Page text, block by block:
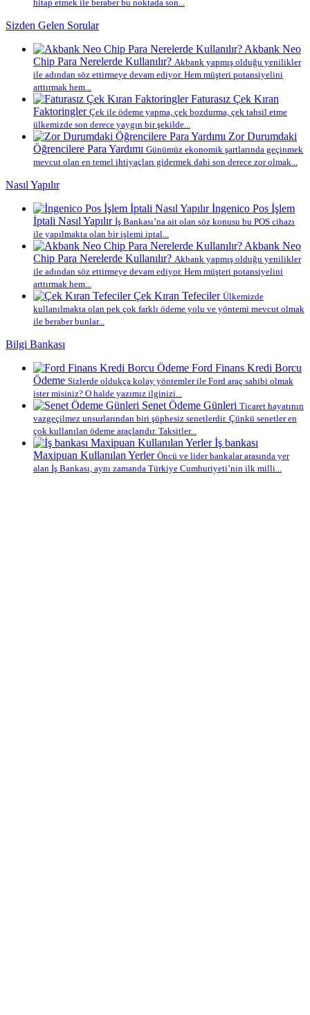
hitap etmek ile beraber bu noktada son...
Sizden Gelen Sorular
Akbank Neo
Chip Para Nerelerde Kullanılır? Akbank yapmış olduğu yenilikler
ile adından söz ettirmeye devam ediyor. Hem müşteri potansiyelini
arttırmak hem...
Faturasız Çek Kıran
Faktoringler Çek ile ödeme yapma, çek bozdurma, çek tahsil etme
ülkemizde son derece yaygın bir şekilde...
Zor Durumdaki
Öğrencilere Para Yardımı Günümüz ekonomik şartlarında geçinmek
mevcut olan en temel ihtiyaçları gidermek dahi son derece zor olmak...
Nasıl Yapılır
İngenico Pos İşlem
İptali Nasıl Yapılır İş Bankası’na ait olan söz konusu bu POS cihazı
ile yapılmakta olan bir işlemi iptal...
Akbank Neo
Chip Para Nerelerde Kullanılır? Akbank yapmış olduğu yenilikler
ile adından söz ettirmeye devam ediyor. Hem müşteri potansiyelini
arttırmak hem...
Çek Kıran Tefeciler Ülkemizde
kullanılmakta olan pek çok farklı ödeme yolu ve yöntemi mevcut olmak
ile beraber bunlar...
Bilgi Bankası
Ford Finans Kredi Borcu
Ödeme Sizlerde oldukça kolay yöntemler ile Ford araç sahibi olmak
ister misiniz? O halde yazımız ilginizi...
Senet Ödeme Günleri Ticaret hayatının
vazgeçilmez unsurlarından biri şüphesiz senetlerdir. Çünkü senetler en
çok kullanılan ödeme araçlarıdır. Taksitler...
İş bankası
Maxipuan Kullanılan Yerler Öncü ve lider bankalar arasında yer
alan İş Bankası, aynı zamanda Türkiye Cumhuriyeti’nin ilk milli...